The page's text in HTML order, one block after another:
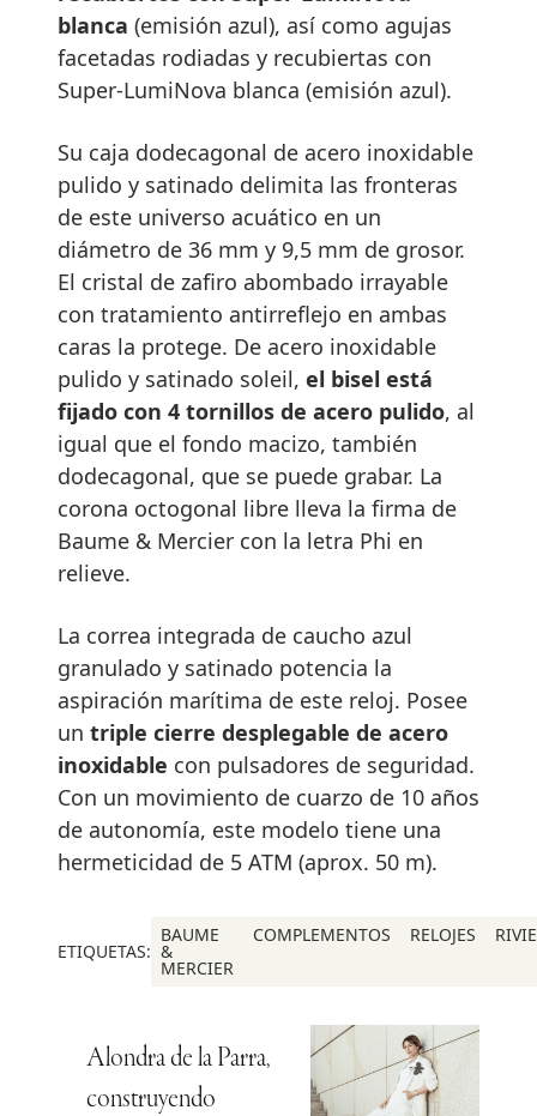
blanca (emisión azul), así como agujas
facetadas rodiadas y recubiertas con
Super-LumiNova blanca (emisión azul).
Su caja dodecagonal de acero inoxidable
pulido y satinado delimita las fronteras
de este universo acuático en un
diámetro de 36 mm y 9,5 mm de grosor.
El cristal de zafiro abombado irrayable
con tratamiento antirreflejo en ambas
caras la protege. De acero inoxidable
pulido y satinado soleil, el bisel está
fijado con 4 tornillos de acero pulido, al
igual que el fondo macizo, también
dodecagonal, que se puede grabar. La
corona octogonal libre lleva la firma de
Baume & Mercier con la letra Phi en
relieve.
La correa integrada de caucho azul
granulado y satinado potencia la
aspiración marítima de este reloj. Posee
un triple cierre desplegable de acero
inoxidable con pulsadores de seguridad.
Con un movimiento de cuarzo de 10 años
de autonomía, este modelo tiene una
hermeticidad de 5 ATM (aprox. 50 m).
ETIQUETAS:
BAUME
&
MERCIER
COMPLEMENTOS RELOJES
Alondra de la Parra,
construyendo